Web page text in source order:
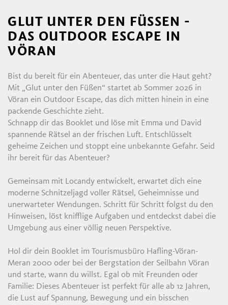
GLUT UNTER DEN FÜSSEN - D
AS OUTDOOR ESCAPE IN V
ÖRAN
Bist du bereit für ein Abenteuer, das unter die Haut geht?
Mit „Glut unter den Füßen“ startet ab Sommer 2026 in
Vöran ein Outdoor Escape, das dich mitten hinein in eine
packende Geschichte zieht.
Schnapp dir das Booklet und löse mit Emma und David
spannende Rätsel an der frischen Luft. Entschlüsselt
geheime Zeichen und stoppt eine unbekannte Gefahr. Seid
ihr bereit für das Abenteuer?
Gemeinsam mit Locandy entwickelt, erwartet dich eine
moderne Schnitzeljagd voller Rätsel, Geheimnisse und
unerwarteter Wendungen. Schritt für Schritt folgst du den
Hinweisen, löst knifflige Aufgaben und entdeckst dabei die
Umgebung aus einer völlig neuen Perspektive.
Hol dir dein Booklet im Tourismusbüro Hafling-Vöran-
Meran 2000 oder bei der Bergstation der Seilbahn Vöran
und starte, wann du willst. Egal ob mit Freunden oder
Familie: Dieses Abenteuer ist perfekt für alle ab 12 Jahren,
die Lust auf Spannung, Bewegung und ein bisschen